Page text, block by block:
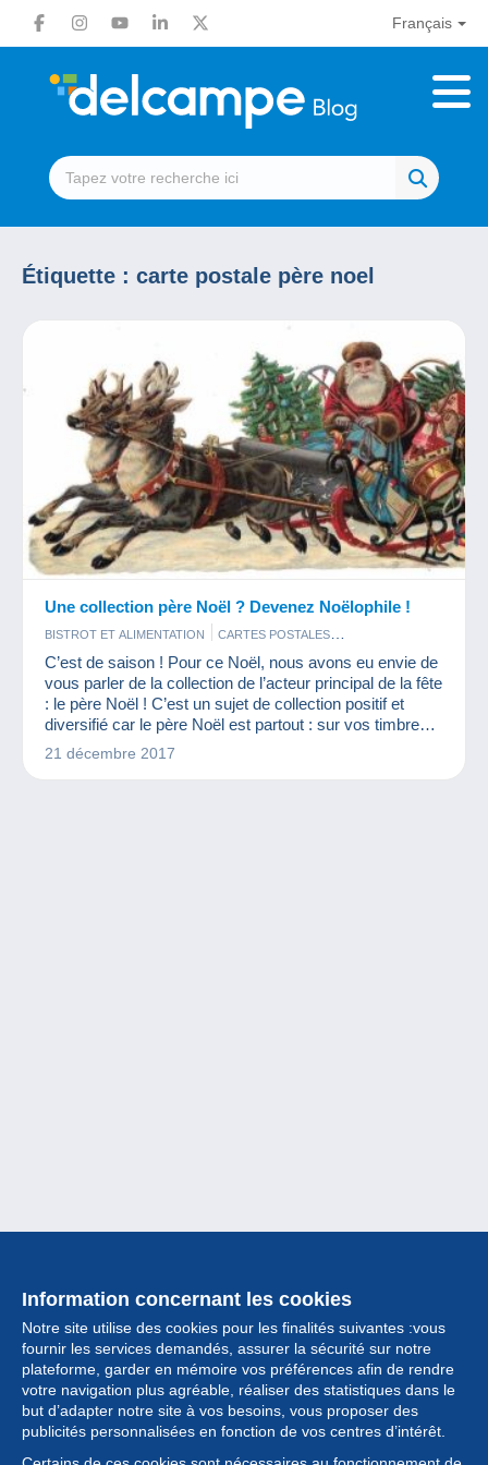
Français
Étiquette : carte postale père noel
Une collection père Noël ? Devenez Noëlophile !
BISTROT ET ALIMENTATION
CARTES POSTALES
MONNAIES & BILLETS
TIMBRES
C’est de saison ! Pour ce Noël, nous avons eu envie de
vous parler de la collection de l’acteur principal de la fête
: le père Noël ! C’est un sujet de collection positif et
diversifié car le père Noël est partout : sur vos timbres,
vos cartes, en poupées et même sur des objets plus
21 décembre 2017
Information concernant les cookies
Notre site utilise des cookies pour les finalités suivantes :vous
fournir les services demandés, assurer la sécurité sur notre
plateforme, garder en mémoire vos préférences afin de rendre
votre navigation plus agréable, réaliser des statistiques dans le
but d’adapter notre site à vos besoins, vous proposer des
publicités personnalisées en fonction de vos centres d’intérêt.
Collection